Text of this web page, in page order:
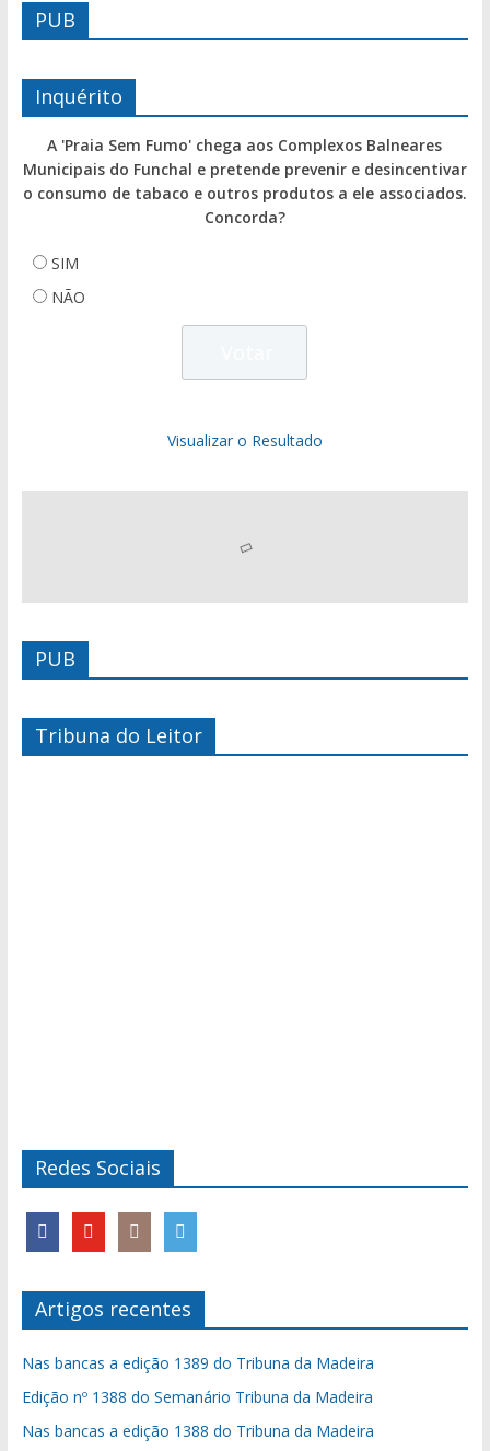
PUB
Inquérito
A 'Praia Sem Fumo' chega aos Complexos Balneares
Municipais do Funchal e pretende prevenir e desincentivar
o consumo de tabaco e outros produtos a ele associados.
Concorda?
SIM
NÃO
Visualizar o Resultado
PUB
Tribuna do Leitor
Redes Sociais
Artigos recentes
Nas bancas a edição 1389 do Tribuna da Madeira
Edição nº 1388 do Semanário Tribuna da Madeira
Nas bancas a edição 1388 do Tribuna da Madeira